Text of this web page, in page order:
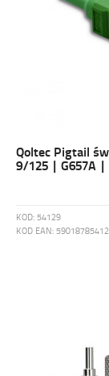
Qoltec Pigtail
9/125 | G657A |
KOD: 54129
KOD EAN: